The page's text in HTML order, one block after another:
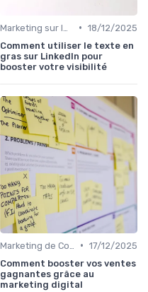
• 18/12/2025
Comment utiliser le texte en
gras sur LinkedIn pour
booster votre visibilité
• 17/12/2025
Comment booster vos ventes
gagnantes grâce au
marketing digital